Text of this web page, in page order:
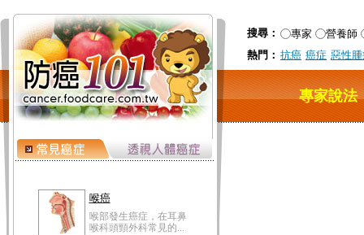
搜尋： 專家
營養師
熱門： 抗癌 癌症 惡性
專家說法
喉癌
喉部發生癌症，在耳鼻
喉科頭頸外科常見的...